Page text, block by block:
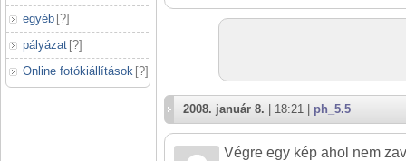
egyéb [?]
pályázat [?]
Online fotókiállítások [?]
2008. január 8. | 18:21 | ph_5.5
Végre egy kép ahol nem